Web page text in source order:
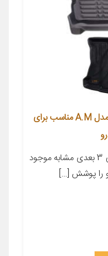
کفپوش پنج بعدی خودرو زرین فرش مدل A.M مناسب برای
معرفی محصول بر خلاف کفپوش های 3 بعدی مشابه موجود
را پوشش […]